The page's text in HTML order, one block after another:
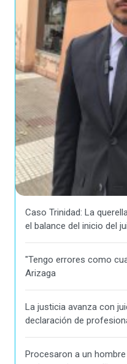
Caso Trinidad: La
el balance del inicio del
"Tengo errores como
Arizaga
La justicia avanza con
declaración de
Procesaron a un